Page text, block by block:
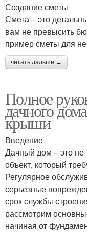
Создание сметы
Смета – это
вам не превысить
пример сметы для
читать дальше →
Полное
дачного
крыши
Введение
Дачный дом – это не
объект, который
Регулярное
серьезные
срок службы
рассмотрим
начиная от